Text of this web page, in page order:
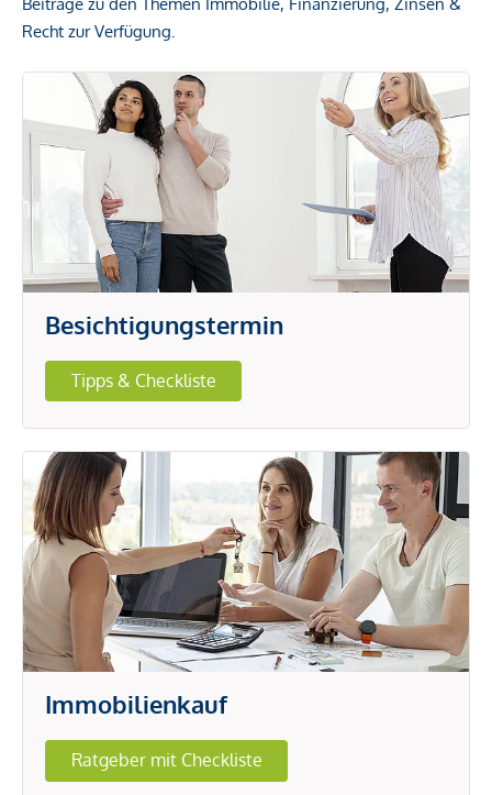
Recht zur Verfügung.
Besichtigungstermin
Tipps & Checkliste
Immobilienkauf
Ratgeber mit Checkliste